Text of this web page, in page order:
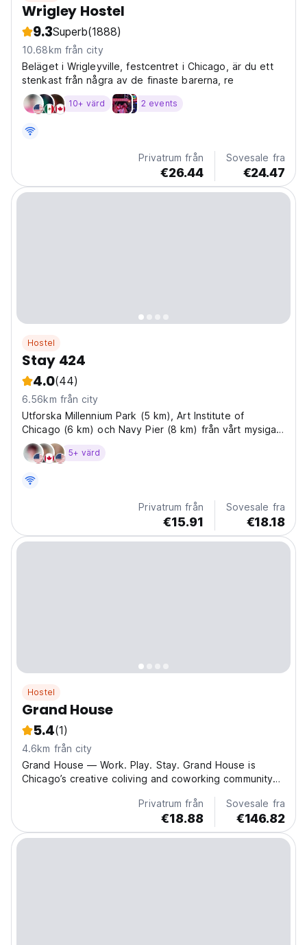
Wrigley Hostel
9.3Superb(1888)
10.68km från city
Beläget i Wrigleyville, festcentret i Chicago, är du ett
stenkast från några av de finaste barerna, re
10+ värd 2 events
Privatrum från
€26.44
Sovesale fra
€24.47
Hostel
Stay 424
4.0(44)
6.56km från city
Utforska Millennium Park (5 km), Art Institute of
Chicago (6 km) och Navy Pier (8 km) från vårt mysiga
vandrarhem.
5+ värd
Privatrum från
€15.91
Sovesale fra
€18.18
Hostel
Grand House
5.4(1)
4.6km från city
Grand House — Work. Play. Stay. Grand House is
Chicago’s creative coliving and coworking community
modern creatives. Located in the heart of the city,
Grand House blends flexible workspaces with
comfortable,...
Privatrum från
€18.88
Sovesale fra
€146.82